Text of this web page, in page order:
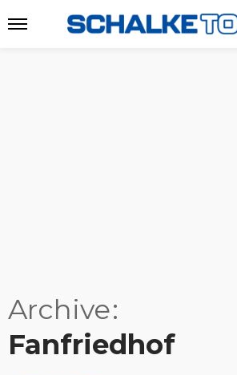
Archive
Fanfriedhof